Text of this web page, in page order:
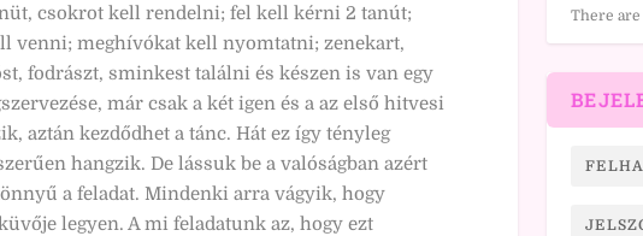
csokrot kell rendelni; fel kell kérni 2 tanút;
venni; meghívókat kell nyomtatni; zenekart,
fodrászt, sminkest találni és készen is van egy
már csak a két igen és a az első hitvesi
aztán kezdődhet a tánc. Hát ez így tényleg
hangzik. De lássuk be a valóságban azért
a feladat. Mindenki arra vágyik, hogy
legyen. A mi feladatunk az, hogy ezt
There